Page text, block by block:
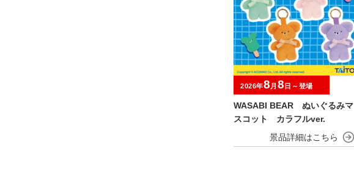
WASABI BEAR ぬいぐるみマ
スコット カラフルver.
2026年8 月 8 日～登場